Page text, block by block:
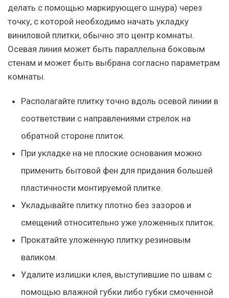
делать с помощью маркирующего шнура) через
точку, с которой необходимо начать укладку
виниловой плитки, обычно это центр комнаты.
Осевая линия может быть параллельна боковым
стенам и может быть выбрана согласно параметрам
комнаты.
Располагайте плитку точно вдоль осевой линии в
соответствии с направлениями стрелок на
обратной стороне плиток.
При укладке на не плоские основания можно
применить бытовой фен для придания большей
пластичности монтируемой плитке.
Укладывайте плитку плотно без зазоров и
смещений относительно уже уложенных плиток.
Прокатайте уложенную плитку резиновым
валиком.
Удалите излишки клея, выступившие по швам с
помощью влажной губки либо губки смоченной